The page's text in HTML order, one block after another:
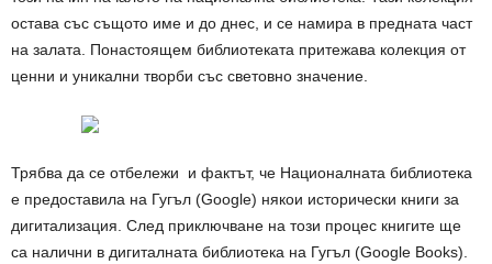
остава със същото име и до днес, и се намира в предната част
на залата. Понастоящем библиотеката притежава колекция от
ценни и уникални творби със световно значение.
Трябва да се отбележи и фактът, че Националната библиотека
е предоставила на Гугъл (Google) някои исторически книги за
дигитализация. След приключване на този процес книгите ще
са налични в дигиталната библиотека на Гугъл (Google Books).